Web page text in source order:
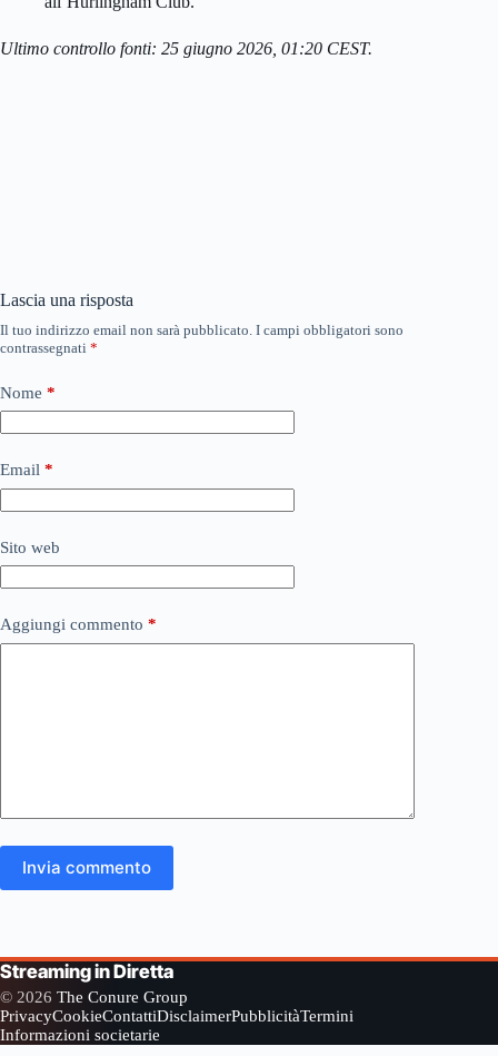
Ultimo controllo fonti: 25 giugno 2026, 01:20 CEST.
Lascia una risposta
Il tuo indirizzo email non sarà pubblicato. I campi obbligatori sono
contrassegnati *
Nome *
Email *
Sito web
Aggiungi commento *
Invia commento
Streaming in Diretta
© 2026 The Conure Group
PrivacyCookieContattiDisclaimerPubblicitàTermini
Informazioni societarie